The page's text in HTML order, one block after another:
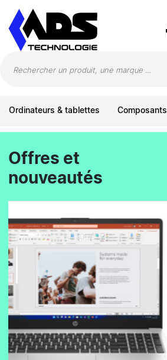
Ordinateurs & tablettes Composants
Offres et
nouveautés